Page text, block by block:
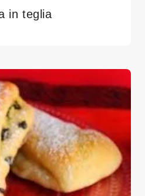
in teglia